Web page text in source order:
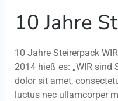
10 Jahre
10 Jahre Steirerpack
2014 hieß es: „WIR
dolor sit amet,
luctus nec ullamcorper